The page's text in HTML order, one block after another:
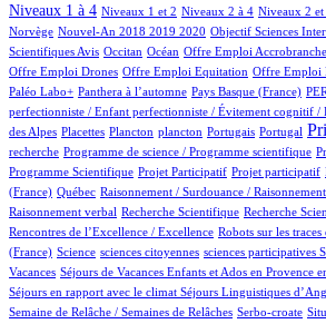
Niveaux 1 à 4
12/951 Niveaux 1 et 2
58/951 Niveaux 2 à 4
13/951 Niveaux 2 et
166/951
2/951
2/951
Norvège
14/951 Nouvel-An 2018 2019 2020
1/951
Objectif Sciences
Scientifiques Avis
10/951 Occitan
182/951 Océan
1/951 Offre Emploi Accrobranche
1/951
1/951
Offre Emploi Drones
1/951 Offre Emploi Equitation
1/951 Offre Emploi
113/951
104/951
Paléo Labo+
112/951 Panthera à l’automne
6/951 Pays Basque (France)
43/951
1/951
perfectionniste / Enfant perfectionniste / Évitement cognitif /
10/951
5/951
des Alpes
3/951 Placettes
1/951 Plancton
1/951 plancton
11/951 Portugais
2/951 Portugal
459/951
1/951
recherche
1/951 Programme de science / Programme scientifique
2/951
Programme Scientifique
1/951 Projet Participatif
1/951 Projet participatif
17/951
86/951
(France)
5/951 Québec
1/951
Raisonnement / Surdouance /
Raisonnement verbal
1/951 Recherche Scientifique
2/951 Recherche
1/951
2/951
Rencontres de l’Excellence / Excellence
6/951 Robots sur les traces
101/951
4/951
(France)
11/951 Science
1/951 sciences citoyennes
1/951 sciences participatives
1/951
100/951
Vacances
77/951 Séjours de Vacances Enfants et Ados en Provence
4/951
17/951
Séjours en rapport avec le climat
79/951 Séjours Linguistiques
9/951
100/951
Semaine de Relâche / Semaines de Relâches
14/951 Serbo-croate
2/951